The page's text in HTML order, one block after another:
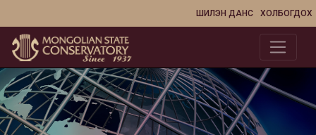
ХОЛБОГДОХ
ШИЛЭН ДАНС